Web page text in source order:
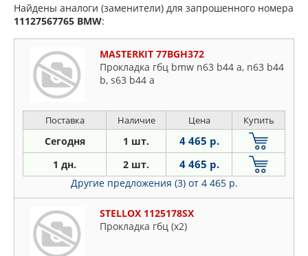
Найдены аналоги (заменители) для запрошенного номера
11127567765 BMW:
MASTERKIT 77BGH372
Прокладка гбц bmw n63 b44 a, n63 b44
b, s63 b44 a
Поставка Наличие Цена Купить
Сегодня 1 шт. 4 465 р.
1 дн. 2 шт. 4 465 р.
Другие предложения (3) от 4 465 р.
STELLOX 1125178SX
Прокладка гбц (х2)